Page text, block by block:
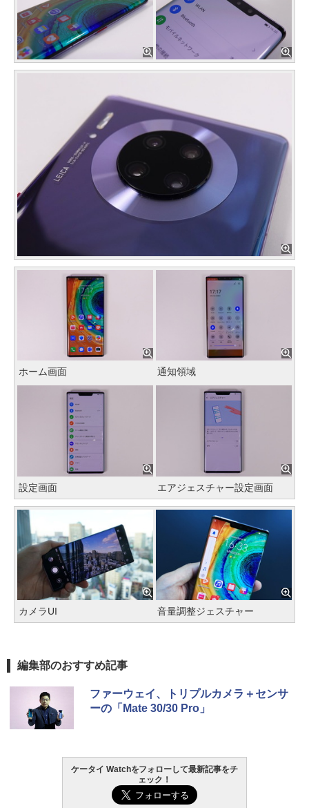
ホーム画面 通知領域
設定画面 エアジェスチャー設定画面
カメラUI 音量調整ジェスチャー
編集部のおすすめ記事
ファーウェイ、トリプルカメラ＋センサ
ーの「Mate 30/30 Pro」
ケータイ Watchをフォローして最新記事をチ
ェック！